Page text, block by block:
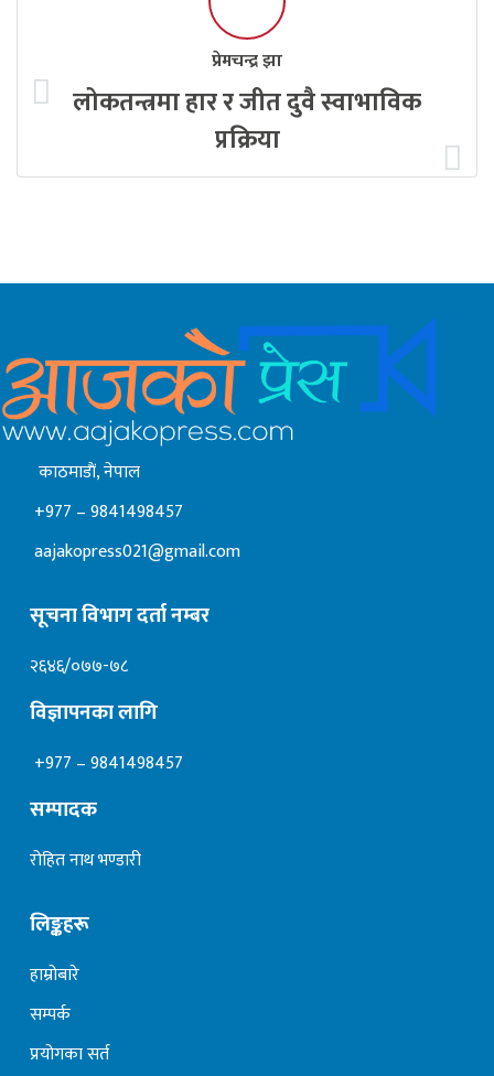
प्रेमचन्द्र झा
लोकतन्त्रमा हार र जीत दुवै स्वाभाविक
प्रक्रिया
काठमाडाैं, नेपाल
+977 – 9841498457
aajakopress021@gmail.com
सूचना विभाग दर्ता नम्बर
२६४६/०७७-७८
विज्ञापनका लागि
+977 – 9841498457
सम्पादक
रोहित नाथ भण्डारी
लिङ्कहरू
हाम्रोबारे
सम्पर्क
प्रयोगका सर्त